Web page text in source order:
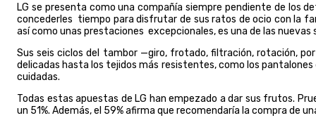
LG se presenta como una compañía siempre pendiente de los
concederles tiempo para disfrutar de sus ratos de ocio con la
así como unas prestaciones excepcionales, es una de las nuevas
Sus seis ciclos del tambor —giro, frotado, filtración, rotación,
delicadas hasta los tejidos más resistentes, como los
cuidadas.
Todas estas apuestas de LG han empezado a dar sus frutos.
un 51%. Además, el 59% afirma que recomendaría la compra de